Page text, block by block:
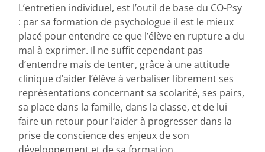
L’entretien individuel, est l’outil de base du CO-Psy
: par sa formation de psychologue il est le mieux
placé pour entendre ce que l’élève en rupture a du
mal à exprimer. Il ne suffit cependant pas
d’entendre mais de tenter, grâce à une attitude
clinique d’aider l’élève à verbaliser librement ses
représentations concernant sa scolarité, ses pairs,
sa place dans la famille, dans la classe, et de lui
faire un retour pour l’aider à progresser dans la
prise de conscience des enjeux de son